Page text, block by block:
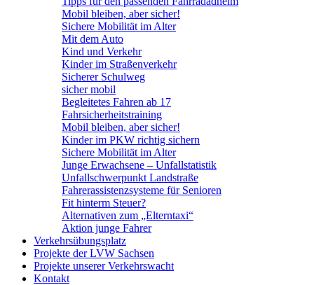
Mobil bleiben, aber sicher!
Sichere Mobilität im Alter
Mit dem Auto
Kind und Verkehr
Kinder im Straßenverkehr
Sicherer Schulweg
sicher mobil
Begleitetes Fahren ab 17
Fahrsicherheitstraining
Mobil bleiben, aber sicher!
Kinder im PKW richtig sichern
Sichere Mobilität im Alter
Junge Erwachsene – Unfallstatistik
Unfallschwerpunkt Landstraße
Fahrerassistenzsysteme für Senioren
Fit hinterm Steuer?
Alternativen zum „Elterntaxi“
Aktion junge Fahrer
Verkehrsübungsplatz
Projekte der LVW Sachsen
Projekte unserer Verkehrswacht
Kontakt